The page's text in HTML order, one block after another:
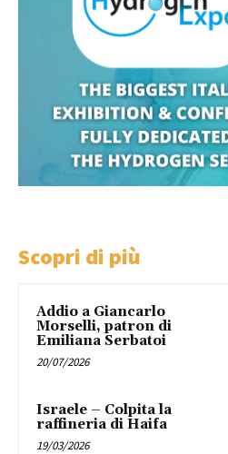
Scopri di più
Addio a Giancarlo
Morselli, patron di
Emiliana Serbatoi
20/07/2026
Israele – Colpita la
raffineria di Haifa
19/03/2026